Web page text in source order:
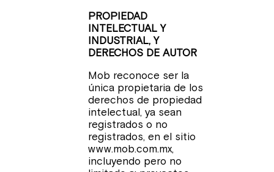
PROPIEDAD
INTELECTUAL Y
INDUSTRIAL, Y
DERECHOS DE AUTOR
Mob reconoce ser la
única propietaria de los
derechos de propiedad
intelectual, ya sean
registrados o no
registrados, en el sitio
www.mob.com.mx,
incluyendo pero no